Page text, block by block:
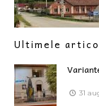
Ultimele
31